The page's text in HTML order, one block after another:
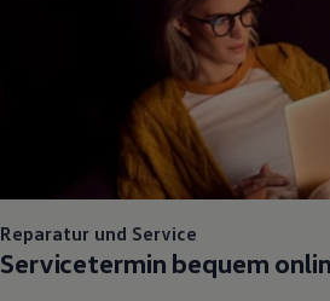
Reparatur und Service
Servicetermin bequem